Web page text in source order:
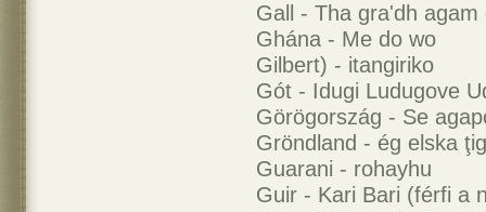
Gall - Tha gra'dh agam
Ghána - Me do wo
Gilbert) - itangiriko
Gót - Idugi Ludugove
Görögország - Se
Gröndland - ég elska ţig
Guarani - rohayhu
Guir - Kari Bari (férfi a